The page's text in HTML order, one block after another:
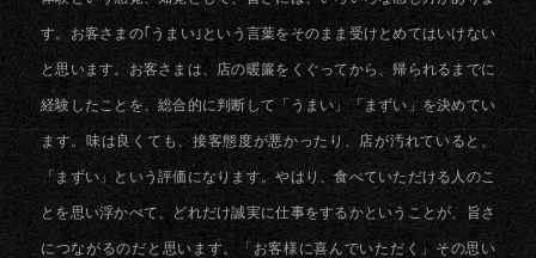
す。お客さまの｢うまい｣という言葉をそのまま受けとめてはいけない
と思います。お客さまは、店の暖簾をくぐってから、帰られるまでに
経験したことを、総合的に判断して「うまい」「まずい」を決めてい
ます。味は良くても、接客態度が悪かったり、店が汚れていると、
「まずい」という評価になります。やはり、食べていただける人のこ
とを思い浮かべて、どれだけ誠実に仕事をするかということが、旨さ
につながるのだと思います。「お客様に喜んでいただく」その思い